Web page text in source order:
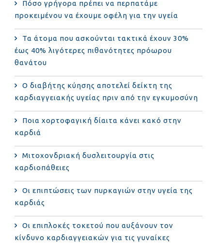
Πόσο γρήγορα πρέπει να περπατάμε
προκειμένου να έχουμε οφέλη για την υγεία
Τα άτομα που ασκούνται τακτικά έχουν 30%
έως 40% λιγότερες πιθανότητες πρόωρου
θανάτου
Ο διαβήτης κύησης αποτελεί δείκτη της
καρδιαγγειακής υγείας πριν από την εγκυμοσύνη
Ποια χορτοφαγική δίαιτα κάνει κακό στην
καρδιά
Μιτοχονδριακή δυσλειτουργία στις
καρδιοπάθειες
Οι επιπτώσεις των πυρκαγιών στην υγεία της
καρδιάς
Οι επιπλοκές τοκετού που αυξάνουν τον
κίνδυνο καρδιαγγειακών για τις γυναίκες